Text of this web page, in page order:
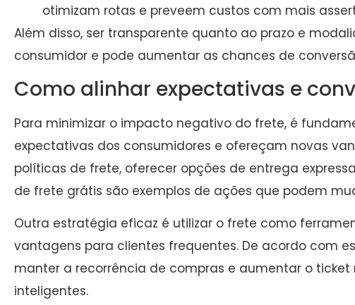
otimizam rotas e preveem custos com mais
Além disso, ser transparente quanto ao prazo e
consumidor e pode aumentar as chances de
Como alinhar expectativas e
Para minimizar o impacto negativo do frete, é
expectativas dos consumidores e ofereçam novas
políticas de frete, oferecer opções de entrega
de frete grátis são exemplos de ações que podem
Outra estratégia eficaz é utilizar o frete como
vantagens para clientes frequentes. De acordo com
manter a recorrência de compras e aumentar o
inteligentes.